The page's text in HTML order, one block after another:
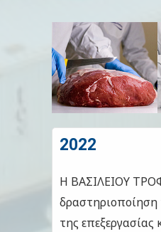
2022
Η ΒΑΣΙΛΕΙΟΥ
της επεξεργασίας